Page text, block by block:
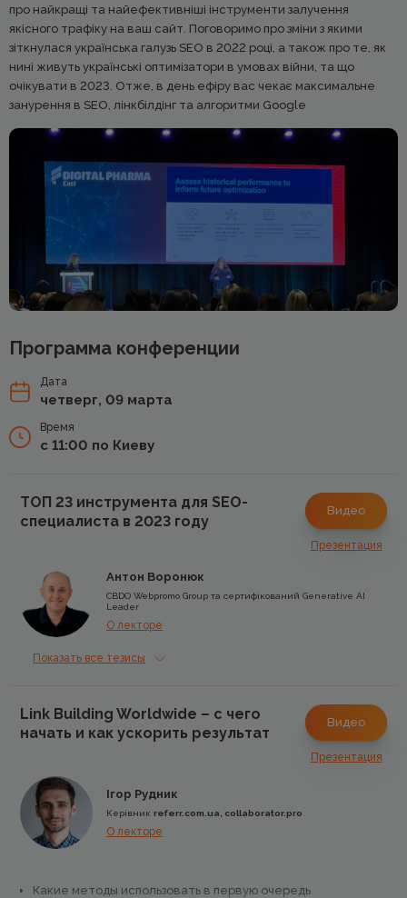
про найкращі та найефективніші інструменти залучення
якісного трафіку на ваш сайт. Поговоримо про зміни з якими
зіткнулася українська галузь SEO в 2022 році, а також про те, як
нині живуть українські оптимізатори в умовах війни, та що
очікувати в 2023. Отже, в день ефіру вас чекає максимальне
занурення в SEO, лінкбілдінг та алгоритми Google
Программа конференции
Дата
четверг, 09 марта
Время
с 11:00 по Киеву
ТОП 23 инструмента для SEO-
специалиста в 2023 году
Видео
Презентация
Антон Воронюк
CBDO Webpromo Group та сертифікований Generative AI
Leader
О лекторе
Показать все тезисы
Link Building Worldwide – с чего
начать и как ускорить результат
Видео
Презентация
Ігор Рудник
Керівник referr.com.ua, collaborator.pro
О лекторе
Какие методы использовать в первую очередь